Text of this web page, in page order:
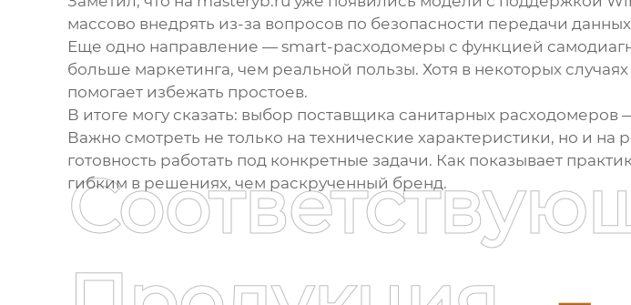
массово внедрять из-за вопросов по безопасности передачи
Еще одно направление — smart-расходомеры с функцией
больше маркетинга, чем реальной пользы. Хотя в некоторых
помогает избежать простоев.
В итоге могу сказать: выбор поставщика санитарных
Важно смотреть не только на технические характеристики, но и
готовность работать под конкретные задачи. Как показывает
гибким в решениях, чем раскрученный бренд.